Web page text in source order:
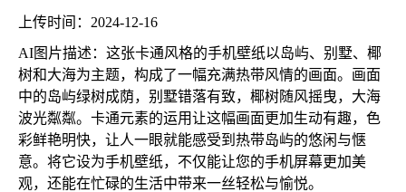
上传时间：2024-12-16
AI图片描述：这张卡通风格的手机壁纸以岛屿、别墅、椰
树和大海为主题，构成了一幅充满热带风情的画面。画面
中的岛屿绿树成荫，别墅错落有致，椰树随风摇曳，大海
波光粼粼。卡通元素的运用让这幅画面更加生动有趣，色
彩鲜艳明快，让人一眼就能感受到热带岛屿的悠闲与惬
意。将它设为手机壁纸，不仅能让您的手机屏幕更加美
观，还能在忙碌的生活中带来一丝轻松与愉悦。